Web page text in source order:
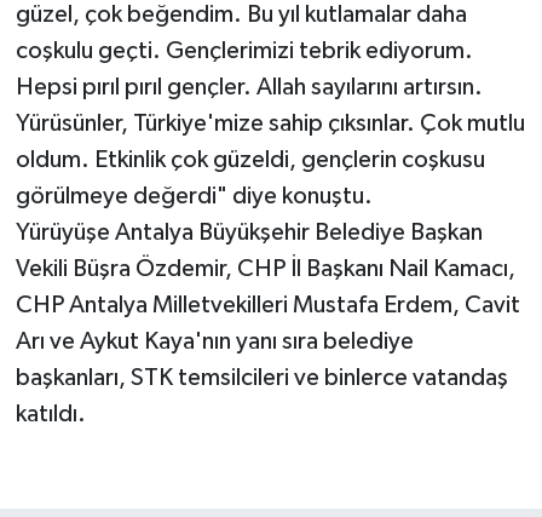
güzel, çok beğendim. Bu yıl kutlamalar daha
coşkulu geçti. Gençlerimizi tebrik ediyorum.
Hepsi pırıl pırıl gençler. Allah sayılarını artırsın.
Yürüsünler, Türkiye'mize sahip çıksınlar. Çok mutlu
oldum. Etkinlik çok güzeldi, gençlerin coşkusu
görülmeye değerdi" diye konuştu.
Yürüyüşe Antalya Büyükşehir Belediye Başkan
Vekili Büşra Özdemir, CHP İl Başkanı Nail Kamacı,
CHP Antalya Milletvekilleri Mustafa Erdem, Cavit
Arı ve Aykut Kaya'nın yanı sıra belediye
başkanları, STK temsilcileri ve binlerce vatandaş
katıldı.